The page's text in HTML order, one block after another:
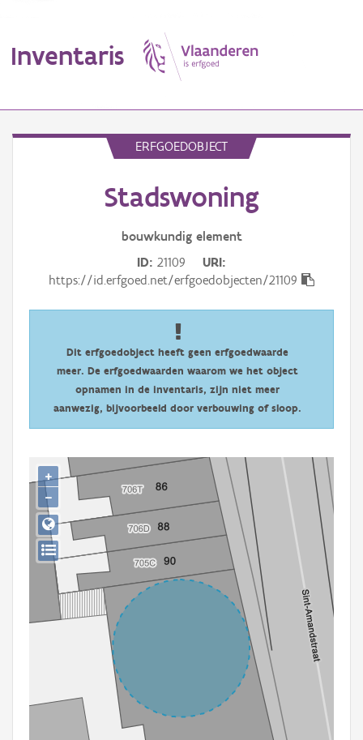
Inventaris
Persoon of collectief
Downloads
Aanmelden
ERFGOEDOBJECT
Stadswoning
bouwkundig element
ID 21109
URI
https://id.erfgoed.net/erfgoedobjecten/21109
Dit erfgoedobject heeft geen erfgoedwaarde
meer. De erfgoedwaarden waarom we het object
opnamen in de inventaris, zijn niet meer
aanwezig, bijvoorbeeld door verbouwing of sloop.
+
−